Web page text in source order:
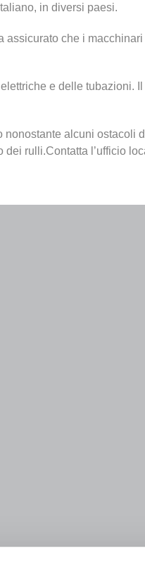
in diversi paesi.
assicurato che i
e delle tubazioni.
nonostante alcuni
rulli.Contatta l’ufficio